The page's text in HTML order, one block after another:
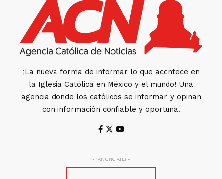
¡La nueva forma de informar lo que acontece en
la Iglesia Católica en México y el mundo! Una
agencia donde los católicos se informan y opinan
con información confiable y oportuna.
- ¡ANÚNCIATE! -